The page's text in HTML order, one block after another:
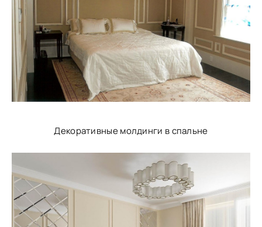
Декоративные молдинги в спальне